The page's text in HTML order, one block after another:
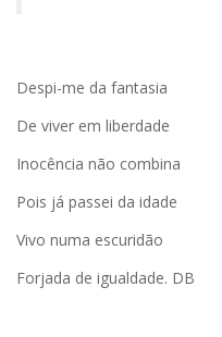
Despi-me da fantasia
De viver em liberdade
Inocência não combina
Pois já passei da idade
Vivo numa escuridão
Forjada de igualdade. DB